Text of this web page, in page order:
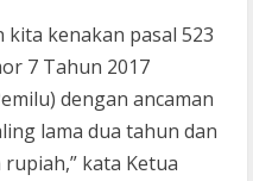
kita kenakan pasal 523
7 Tahun 2017
dengan ancaman
lama dua tahun dan
kata Ketua